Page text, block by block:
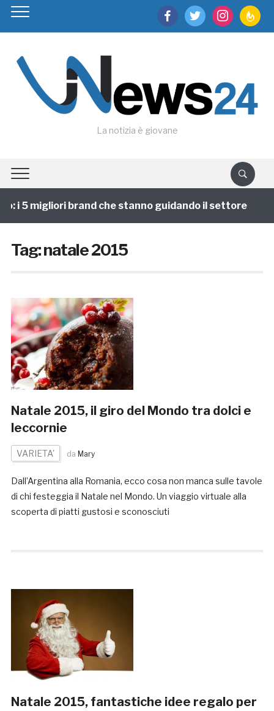
facebooktwitter instagram
La notizia è giovane
i 5 migliori brand che stanno guidando il settore
Tag:natale 2015
Natale 2015, il giro del Mondo tra dolci e
leccornie
VARIETA' da Mary
Dall’Argentina alla Romania, ecco cosa non manca sulle tavole
di chi festeggia il Natale nel Mondo. Un viaggio virtuale alla
scoperta di piatti gustosi e sconosciuti
Natale 2015, fantastiche idee regalo per